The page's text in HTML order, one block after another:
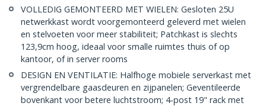
VOLLEDIG GEMONTEERD MET WIELEN: Gesloten 25U
netwerkkast wordt voorgemonteerd geleverd met wielen
en stelvoeten voor meer stabiliteit; Patchkast is slechts
123,9cm hoog, ideaal voor smalle ruimtes thuis of op
kantoor, of in server rooms
DESIGN EN VENTILATIE: Halfhoge mobiele serverkast met
vergrendelbare gaasdeuren en zijpanelen; Geventileerde
bovenkant voor betere luchtstroom; 4-post 19" rack met